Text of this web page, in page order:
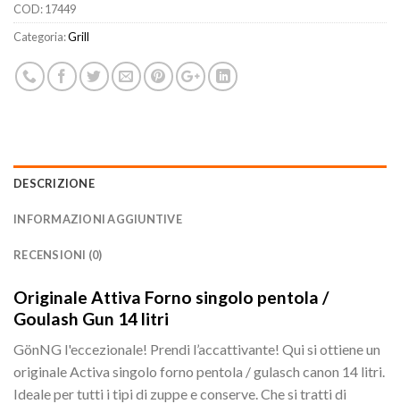
COD:17449
Categoria:Grill
DESCRIZIONE
INFORMAZIONI AGGIUNTIVE
RECENSIONI (0)
Originale Attiva Forno singolo pentola /
Goulash Gun 14 litri
GönNG l'eccezionale! Prendi l’accattivante! Qui si ottiene un
originale Activa singolo forno pentola / gulasch canon 14 litri.
Ideale per tutti i tipi di zuppe e conserve. Che si tratti di